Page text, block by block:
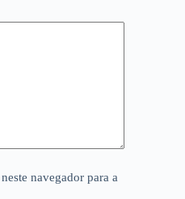
navegador para a